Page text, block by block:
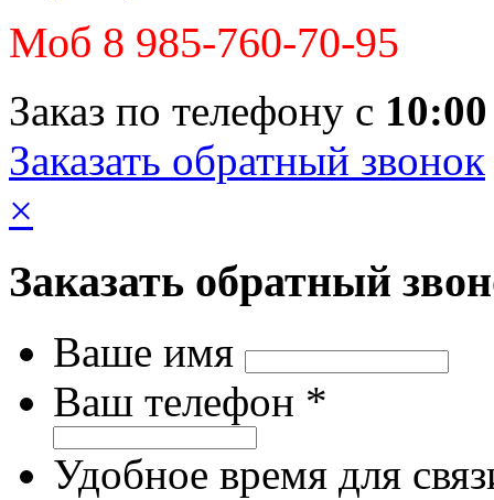
Моб 8 985-760-70-95
Заказ по телефону с 10:00
Заказать обратный звонок
×
Заказать обратный
Ваше имя
Ваш телефон *
Удобное время для